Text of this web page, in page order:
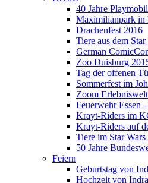
40 Jahre Playmobil
Maximilianpark in
Drachenfest 2016
Tiere aus dem
German
Zoo Duisburg
Tag der offenen
Sommerfest im
Zoom
Feuerwehr Essen
Krayt-Riders im
Krayt-Riders auf
Tiere im Star
50 Jahre
Feiern
Geburtstag von
Hochzeit von